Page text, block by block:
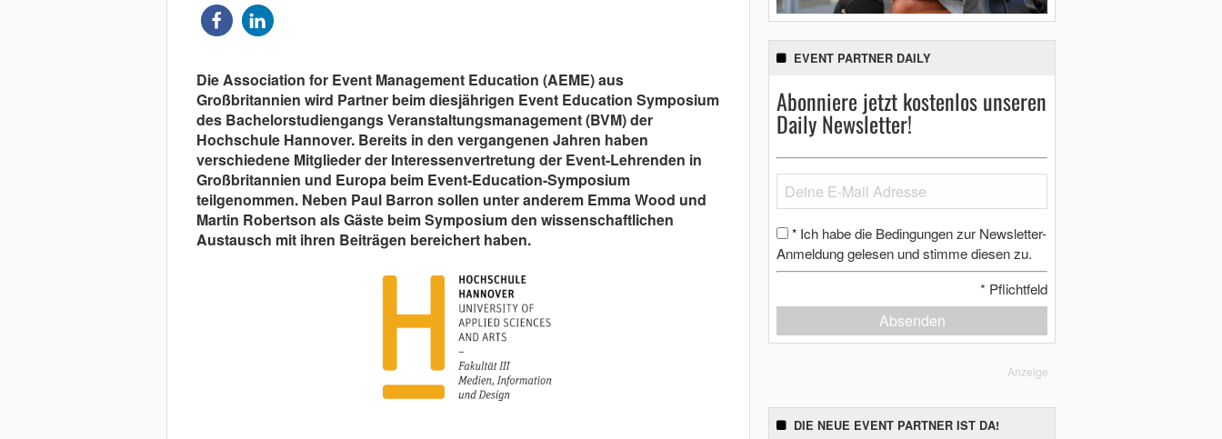
Die Association for Event Management Education (AEME) aus
Großbritannien wird Partner beim diesjährigen Event Education Symposium
des Bachelorstudiengangs Veranstaltungsmanagement (BVM) der
Hochschule Hannover. Bereits in den vergangenen Jahren haben
verschiedene Mitglieder der Interessenvertretung der Event-Lehrenden in
Großbritannien und Europa beim Event-Education-Symposium
teilgenommen. Neben Paul Barron sollen unter anderem Emma Wood und
Martin Robertson als Gäste beim Symposium den wissenschaftlichen
Austausch mit ihren Beiträgen bereichert haben.
EVENT PARTNER DAILY
Abonniere jetzt kostenlos unseren
Daily Newsletter!
* Ich habe die Bedingungen zur Newsletter-
Anmeldung gelesen und stimme diesen zu.
* Pflichtfeld
Absenden
Anzeige
DIE NEUE EVENT PARTNER IST DA!